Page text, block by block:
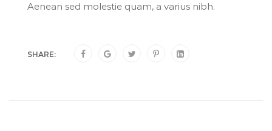
Aenean sed molestie quam, a varius nibh.
SHARE: